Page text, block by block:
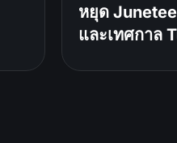
หยุด
และเทศกาล